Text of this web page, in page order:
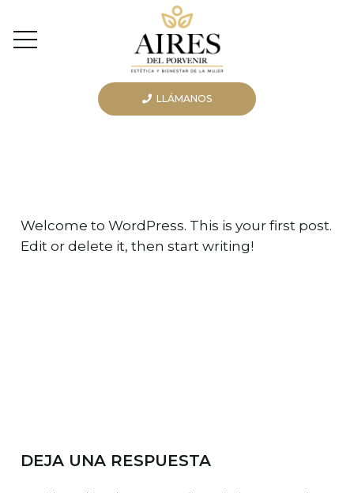
LLÁMANOS
Welcome to WordPress. This is your first post.
Edit or delete it, then start writing!
DEJA UNA RESPUESTA